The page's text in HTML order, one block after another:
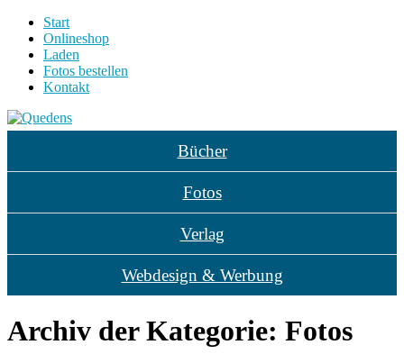
Start
Onlineshop
Laden
Fotos bestellen
Kontakt
Bücher
Fotos
Verlag
Webdesign & Werbung
Archiv der Kategorie: Fotos